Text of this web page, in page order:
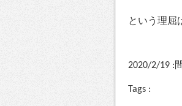
という理屈
2020/2/19 :
Tags :